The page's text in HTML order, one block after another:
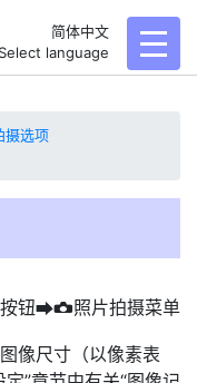
简体中文
Select language
摄选项
按钮UC照片拍摄菜单
像尺寸（以像素表